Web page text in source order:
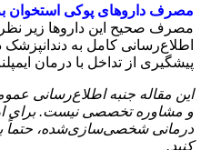
مصرف داروهای پوکی
مصرف صحیح این داروها زیر
اطلاع‌رسانی کامل به
پیشگیری از تداخل با درمان
این مقاله جنبه اطلاع‌رسانی
و مشاوره تخصصی نیست. برای
درمانی شخصی‌سازی‌شده، حتماً
کنید.